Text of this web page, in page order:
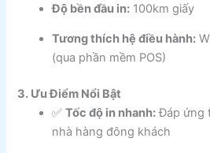
Độ bền đầu in: 100km giấy
Tương thích hệ điều hành:
(qua phần mềm POS)
3. Ưu Điểm Nổi Bật
✅Tốc độ in nhanh:Đáp ứng
nhà hàng đông khách